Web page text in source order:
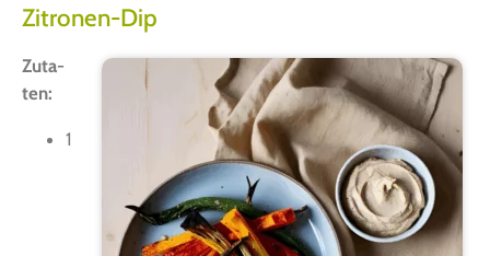
Zitronen-Dip
Zuta­
ten:
1